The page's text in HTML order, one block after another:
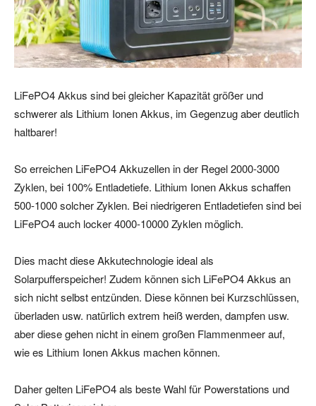
LiFePO4 Akkus sind bei gleicher Kapazität größer und
schwerer als Lithium Ionen Akkus, im Gegenzug aber deutlich
haltbarer!
So erreichen LiFePO4 Akkuzellen in der Regel 2000-3000
Zyklen, bei 100% Entladetiefe. Lithium Ionen Akkus schaffen
500-1000 solcher Zyklen. Bei niedrigeren Entladetiefen sind bei
LiFePO4 auch locker 4000-10000 Zyklen möglich.
Dies macht diese Akkutechnologie ideal als
Solarpufferspeicher! Zudem können sich LiFePO4 Akkus an
sich nicht selbst entzünden. Diese können bei Kurzschlüssen,
überladen usw. natürlich extrem heiß werden, dampfen usw.
aber diese gehen nicht in einem großen Flammenmeer auf,
wie es Lithium Ionen Akkus machen können.
Daher gelten LiFePO4 als beste Wahl für Powerstations und